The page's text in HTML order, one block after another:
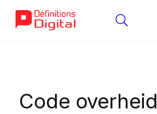
Code overheid